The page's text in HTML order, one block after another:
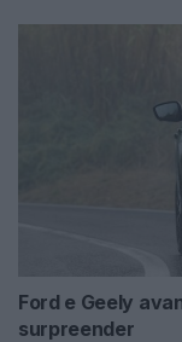
Ford e Geely
surpreender